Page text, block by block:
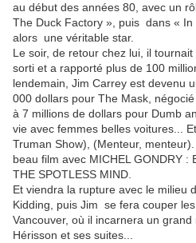
au début des années 80, avec un
The Duck Factory », puis dans «
alors une véritable star.
Le soir, de retour chez lui, il
sorti et a rapporté plus de 100
lendemain, Jim Carrey est devenu
000 dollars pour The Mask,
à 7 millions de dollars pour Dumb
vie avec femmes belles voitures...
Truman Show), (Menteur,
beau film avec MICHEL GONDRY :
THE SPOTLESS MIND.
Et viendra la rupture avec le milieu
Kidding, puis Jim se fera couper
Vancouver, où il incarnera un
Hérisson et ses suites...